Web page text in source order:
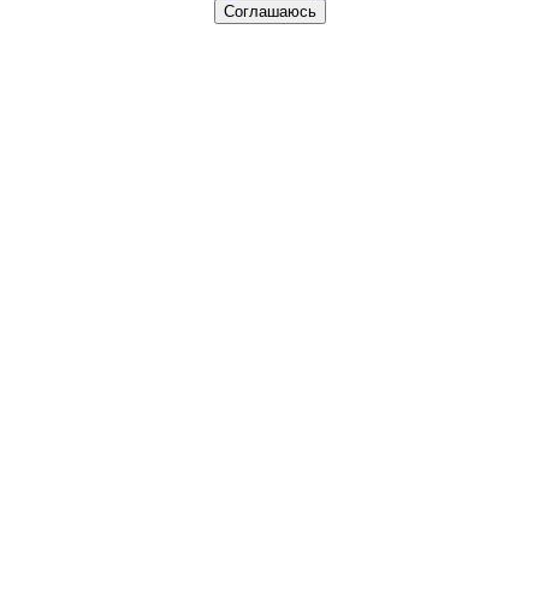
Соглашаюсь